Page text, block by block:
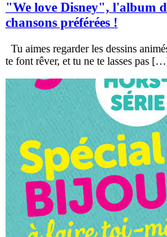
"We love Disney", l'album
chansons préférées !
Tu aimes regarder les dessins
te font rêver, et tu ne te lasses pas